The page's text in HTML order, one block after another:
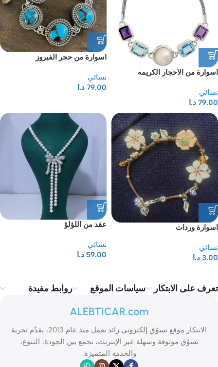
اسوارة من الاحجار الكريمه
نسائي
79.00 د.ا
اسوارة من حجر الفيروز
نسائي
79.00 د.ا
اسوارة وردات
نسائي
3.00 د.ا
عقد من اللؤلؤ
نسائي
59.00 د.ا
تعرف على الابتكار سياسات الموقع روابط مفيدة
ALEBTICAR.com
الابتكار موقع تسوّق إلكتروني رائد يعمل منذ عام 2013، يقدّم تجربة
تسوّق موثوقة وسهلة عبر الإنترنت، تجمع بين الجودة، التنوع،
والخدمة المتميزة.